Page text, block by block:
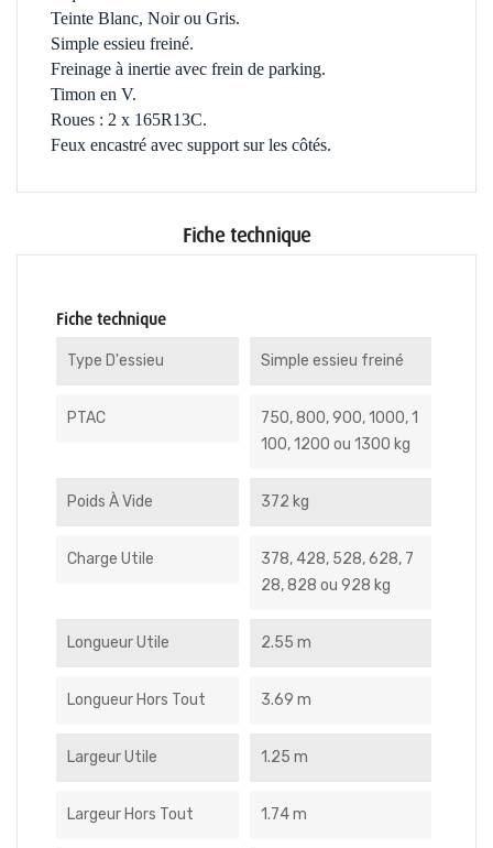
Teinte Blanc, Noir ou Gris.
Simple essieu freiné.
Freinage à inertie avec frein de parking.
Timon en V.
Roues : 2 x 165R13C.
Feux encastré avec support sur les côtés.
Fiche technique
Fiche technique
Type D'essieu Simple essieu freiné
PTAC
750, 800, 900, 1000, 1
100, 1200 ou 1300 kg
Poids À Vide 372 kg
Charge Utile
378, 428, 528, 628, 7
28, 828 ou 928 kg
Longueur Utile 2.55 m
Longueur Hors Tout 3.69 m
Largeur Utile 1.25 m
Largeur Hors Tout 1.74 m